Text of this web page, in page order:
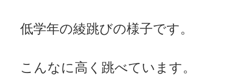
低学年の綾跳びの様子です。
こんなに高く跳べています。